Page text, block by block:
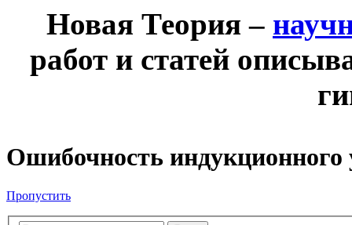
Новая Теория –
работ и статей
Ошибочность
Пропустить